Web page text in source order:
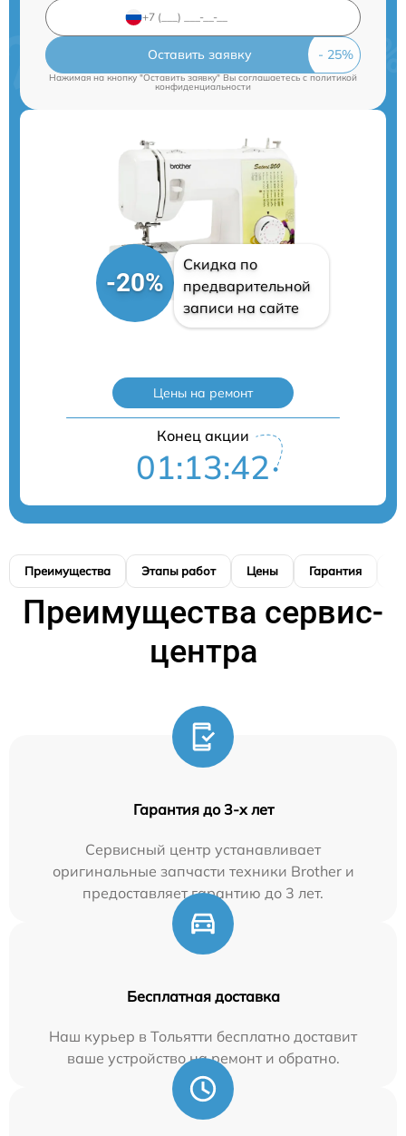
Оставить заявку
Нажимая на кнопку "Оставить заявку" Вы соглашаетесь cполитикой
конфиденциальности
-20%
Скидка по
предварительной
записи на сайте
Цены на ремонт
Конец акции
01:13:41
Преимущества Этапы работ Цены Гарантия
Преимущества сервис-
центра
Гарантия до 3-х лет
Сервисный центр устанавливает
оригинальные запчасти техники Brother и
предоставляет гарантию до 3 лет.
Бесплатная доставка
Наш курьер в Тольятти бесплатно доставит
ваше устройство на ремонт и обратно.